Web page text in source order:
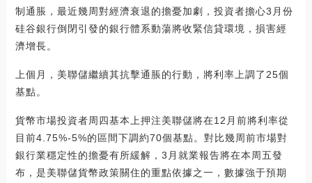
制通脹，最近幾周對經濟衰退的擔憂加劇，投資者擔心3月份
硅谷銀行倒閉引發的銀行體系動蕩將收緊信貸環境，損害經
濟增長。
上個月，美聯儲繼續其抗擊通脹的行動，將利率上調了25個
基點。
貨幣市場投資者周四基本上押注美聯儲將在12月前將利率從
目前4.75%-5%的區間下調約70個基點。對比幾周前市場對
銀行業穩定性的擔憂有所緩解，3月就業報告將在本周五發
布，是美聯儲貨幣政策關住的重點依據之一，數據強于預期